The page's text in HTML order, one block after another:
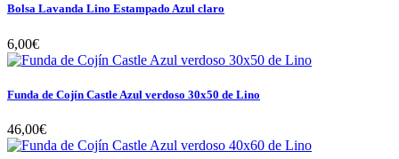
Bolsa Lavanda Lino Estampado Azul claro
6,00€
Funda de Cojín Castle Azul verdoso 30x50 de Lino
46,00€